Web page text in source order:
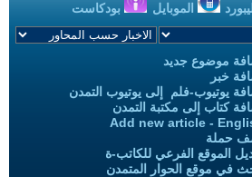
الموبايل بودكاست
موضوع جديد
خبر
يوتيوب-فلم إلى يوتيوب التمدن
كتاب إلى مكتبة التمدن
Add new article -
حملة
الموقع الفرعي للكاتب-ة
في موقع الحوار المتمدن